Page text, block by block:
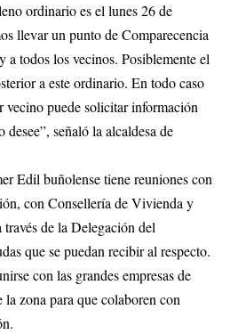
ordinario es el lunes 26 de
llevar un punto de Comparecencia
a todos los vecinos. Posiblemente el
a este ordinario. En todo caso
vecino puede solicitar información
desee”, señaló la alcaldesa de
Edil buñolense tiene reuniones con
con Consellería de Vivienda y
de la Delegación del
que se puedan recibir al respecto.
con las grandes empresas de
zona para que colaboren con